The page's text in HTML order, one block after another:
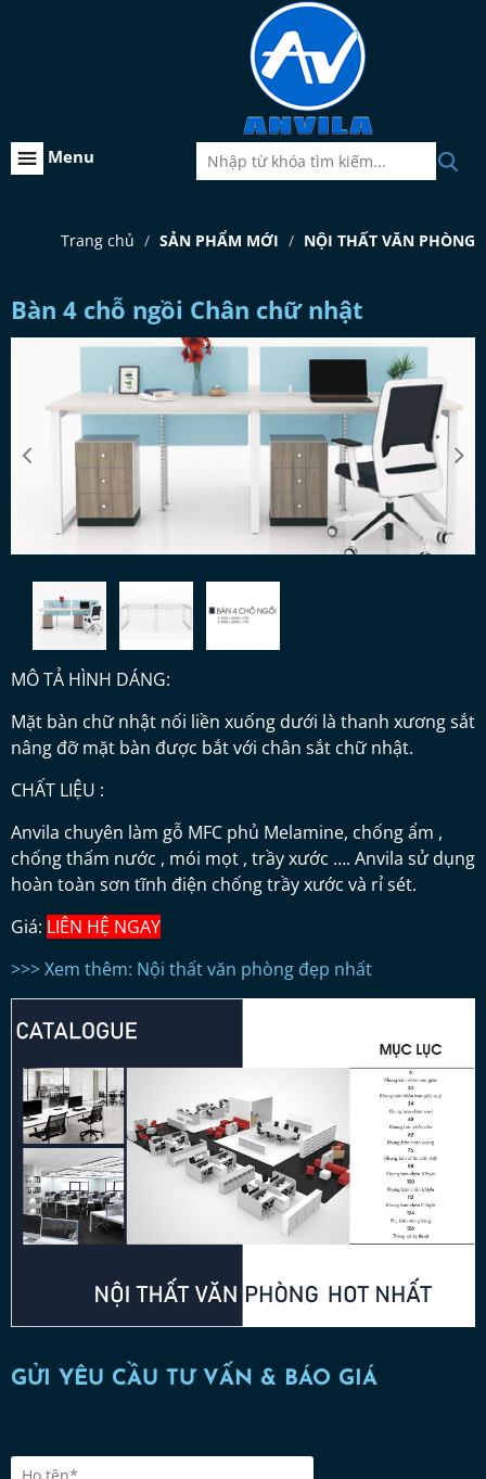
Menu
Trang chủ SẢN PHẨM MỚI NỘI THẤT VĂN PHÒNG
Bàn 4 chỗ ngồi Chân chữ nhật
MÔ TẢ HÌNH DÁNG:
Mặt bàn chữ nhật nối liền xuống dưới là thanh xương sắt
nâng đỡ mặt bàn được bắt với chân sắt chữ nhật.
CHẤT LIỆU :
Anvila chuyên làm gỗ MFC phủ Melamine, chống ẩm ,
chống thấm nước , mói mọt , trầy xước …. Anvila sử dụng
hoàn toàn sơn tĩnh điện chống trầy xước và rỉ sét.
Giá: LIÊN HỆ NGAY
>>> Xem thêm: Nội thất văn phòng đẹp nhất
GỬI YÊU CẦU TƯ VẤN & BÁO GIÁ